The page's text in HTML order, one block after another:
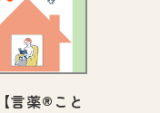
言薬®こと